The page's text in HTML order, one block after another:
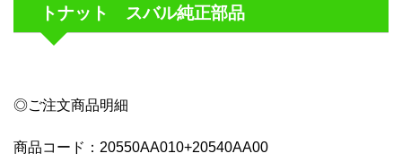
トナット スバル純正部品
◎ご注文商品明細
商品コード：20550AA010+20540AA00